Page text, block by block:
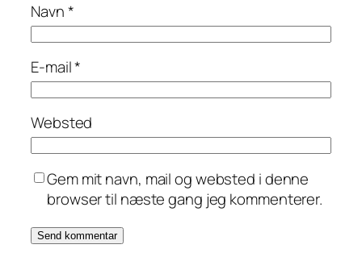
Navn*
E-mail*
Websted
Gem mit navn, mail og websted i denne
browser til næste gang jeg kommenterer.